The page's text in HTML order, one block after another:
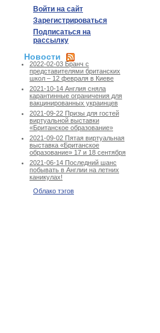
Войти на сайт
Зарегистрироваться
Подписаться на
рассылку
Новости
2022-02-03 Бранч с
представителями британских
школ – 12 февраля в Киеве
2021-10-14 Англия сняла
карантинные ограничения для
вакцинированных украинцев
2021-09-22 Призы для гостей
виртуальной выставки
«Британское образование»
2021-09-02 Пятая виртуальная
выставка «Британское
образование» 17 и 18 сентября
2021-06-14 Последний шанс
побывать в Англии на летних
каникулах!
Облако тэгов